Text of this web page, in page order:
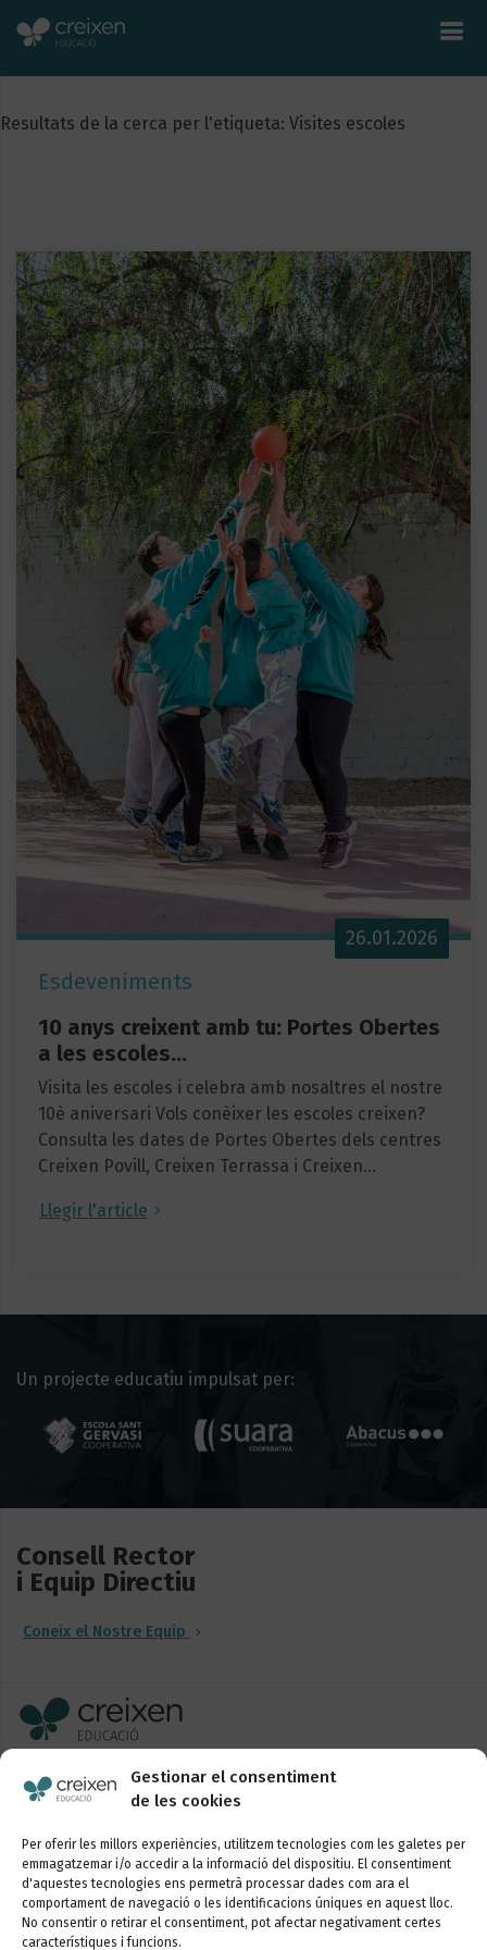
Gestionar el consentiment
de les cookies
Per oferir les millors experiències, utilitzem tecnologies com les galetes per
emmagatzemar i/o accedir a la informació del dispositiu. El consentiment
d'aquestes tecnologies ens permetrà processar dades com ara el
comportament de navegació o les identificacions úniques en aquest lloc.
No consentir o retirar el consentiment, pot afectar negativament certes
característiques i funcions.
Resultats de la cerca per l'etiqueta: Visites escoles
Esdeveniments
26.01.2026
10 anys creixent amb tu: Portes Obertes
a les escoles…
Visita les escoles i celebra amb nosaltres el nostre
10è aniversari Vols conèixer les escoles creixen?
Consulta les dates de Portes Obertes dels centres
Creixen Povill, Creixen Terrassa i Creixen…
Llegir l'article
Un projecte educatiu impulsat per:
Consell Rector
i Equip Directiu
Coneix el Nostre Equip
08018 Barcelona
Contacta’ns
Segueix-nos